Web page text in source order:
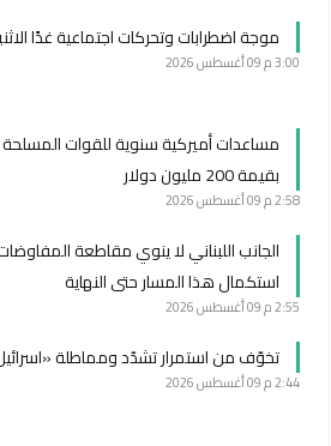
موجة اضطرابات وتحركات اجتماعية غدًا
3:00 م 09 أغسطس 2026
مساعدات أميركية سنوية للقوات المسلحة
بقيمة 200 مليون دولار
2:58 م 09 أغسطس 2026
الجانب اللبناني لا ينوي مقاطعة
استكمال هذا المسار حتى النهاية
2:55 م 09 أغسطس 2026
تخوّف من استمرار تشدّد ومماطلة
2:44 م 09 أغسطس 2026